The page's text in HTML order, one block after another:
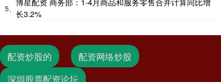
5、 长3.2%
配资炒股的
配资网络炒股
深圳股票配资论坛